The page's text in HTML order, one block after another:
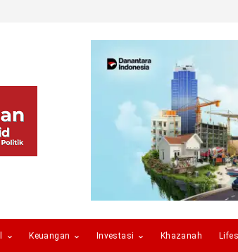
Keuangan Investasi Khazanah